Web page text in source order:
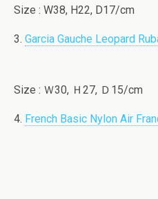
Size : W38, H22, D17/cm
3. Garcia Gauche Leopard
Size : Ｗ30, Ｈ27, Ｄ15/cm
4. French Basic Nylon Air